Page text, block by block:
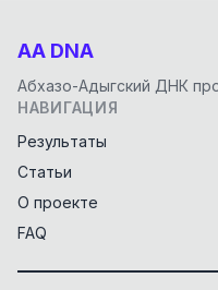
AA DNA
Абхазо-Адыгский ДНК
НАВИГАЦИЯ
Результаты
Статьи
О проекте
FAQ